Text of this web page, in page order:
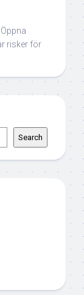
risker för
Search